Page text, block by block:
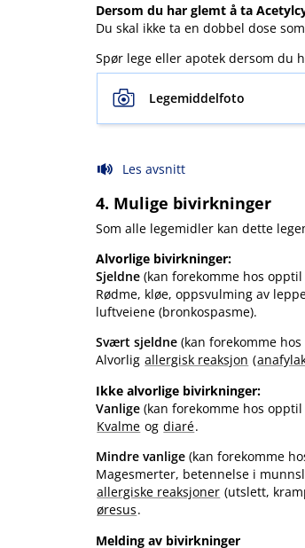
Dersom du har glemt å ta
Du skal ikke ta en dobbel dose
Spør lege eller apotek dersom du
Legemiddelfoto
Les avsnitt
4. Mulige bivirkninger
Som alle legemidler kan dette
Alvorlige bivirkninger:
Sjeldne(kan forekomme hos
Rødme, kløe, oppsvulming av
luftveiene (bronkospasme).
Svært sjeldne(kan forekomme
Alvorlig allergisk reaksjon (
Ikke alvorlige bivirkninger:
Vanlige(kan forekomme hos
Kvalme og diaré.
Mindre vanlige(kan forekomme
Magesmerter, betennelse i
allergiske reaksjoner (utslett,
øresus.
Melding av bivirkninger